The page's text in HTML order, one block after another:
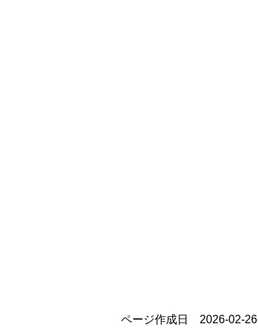
ページ作成日 2026-02-26